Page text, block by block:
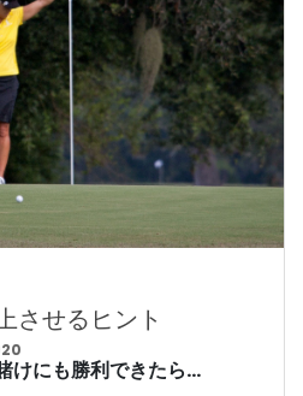
させるヒント
けにも勝利できたら...